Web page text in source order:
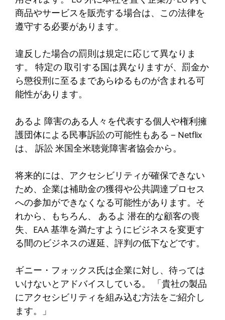
商品やサービスを販売する場合は、この法律を
遵守する必要があります。
違反した場合の罰則は規定に応じて異なりま
す。 特定の取引する国は異なりますが、罰金か
ら懲役刑に至るまであらゆるものが含まれる可
能性があります。
あるよ 障害のある人々を代表する個人や権利擁
護団体による民事訴訟の可能性もある — Netflix
は、 訴訟米国全米聴覚障害者協会から。
将来的には、アクセシビリティが確保できない
ため、企業は補助金の獲得や公共調達プロセス
への参加ができなくなる可能性があります。そ
れから、もちろん、 あるよ 潜在的な顧客の喪
失、EAA 基準を満たすようにビジネスを変更す
る間のビジネスの遅延、評判の低下などです。
ギニー・フォックス氏は企業に対し、待っては
いけないとアドバイスしている。
「貴社の製品
にアクセシビリティを組み込む方法をご紹介し
ます。 」